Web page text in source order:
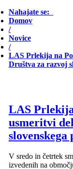
Nahajate se:
Domov
/
Novice
/
LAS Prlekija na
Društva za razvoj
LAS
usmeritvi
slovenskega
V sredo in četrtek
izvedenih na